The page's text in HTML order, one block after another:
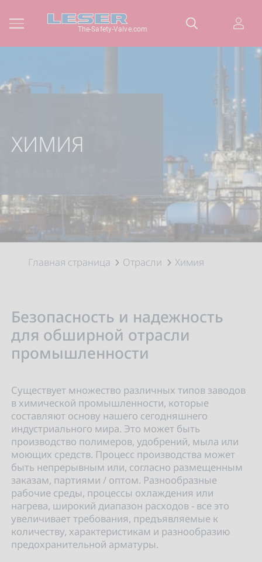
The-Safety-Valve.com
ХИМИЯ
Главная страница Отрасли Химия
Безопасность и надежность
для обширной отрасли
промышленности
Существует множество различных типов заводов
в химической промышленности, которые
составляют основу нашего сегодняшнего
индустриального мира. Это может быть
производство полимеров, удобрений, мыла или
моющих средств. Процесс производства может
быть непрерывным или, согласно размещенным
заказам, партиями / оптом. Разнообразные
рабочие среды, процессы охлаждения или
нагрева, широкий диапазон расходов - все это
увеличивает требования, предъявляемые к
количеству, характеристикам и разнообразию
предохранительной арматуры.